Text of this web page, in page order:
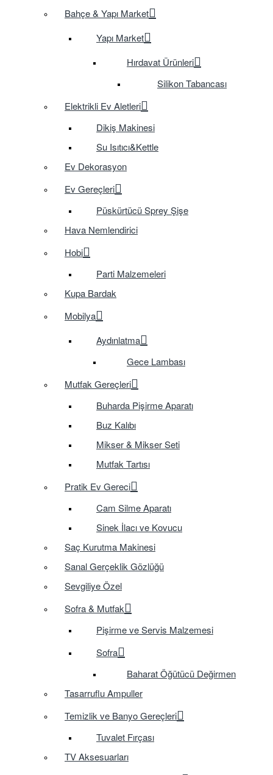
Bahçe & Yapı Market
Yapı Market
Hırdavat Ürünleri
Silikon Tabancası
Elektrikli Ev Aletleri
Dikiş Makinesi
Su Isıtıcı&Kettle
Ev Dekorasyon
Ev Gereçleri
Püskürtücü Sprey Şişe
Hava Nemlendirici
Hobi
Parti Malzemeleri
Kupa Bardak
Mobilya
Aydınlatma
Gece Lambası
Mutfak Gereçleri
Buharda Pişirme Aparatı
Buz Kalıbı
Mikser & Mikser Seti
Mutfak Tartısı
Pratik Ev Gereci
Cam Silme Aparatı
Sinek İlacı ve Kovucu
Saç Kurutma Makinesi
Sanal Gerçeklik Gözlüğü
Sevgiliye Özel
Sofra & Mutfak
Pişirme ve Servis Malzemesi
Sofra
Baharat Öğütücü Değirmen
Tasarruflu Ampuller
Temizlik ve Banyo Gereçleri
Tuvalet Fırçası
TV Aksesuarları